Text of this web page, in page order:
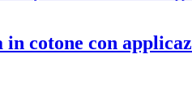
in cotone con